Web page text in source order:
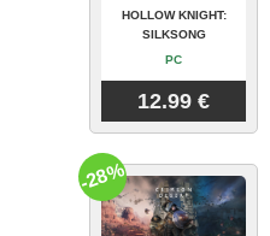
HOLLOW KNIGHT:
SILKSONG
PC
12.99 €
-28%